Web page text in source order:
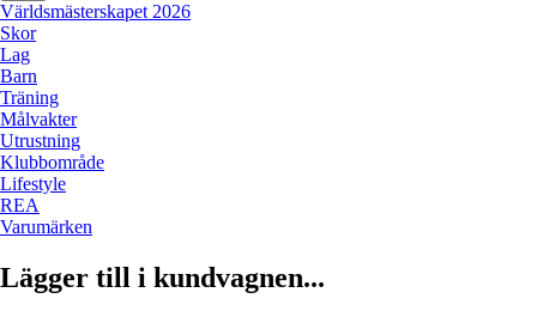
Världsmästerskapet 2026
Skor
Lag
Barn
Träning
Målvakter
Utrustning
Klubbområde
Lifestyle
REA
Varumärken
Lägger till i kundvagnen...